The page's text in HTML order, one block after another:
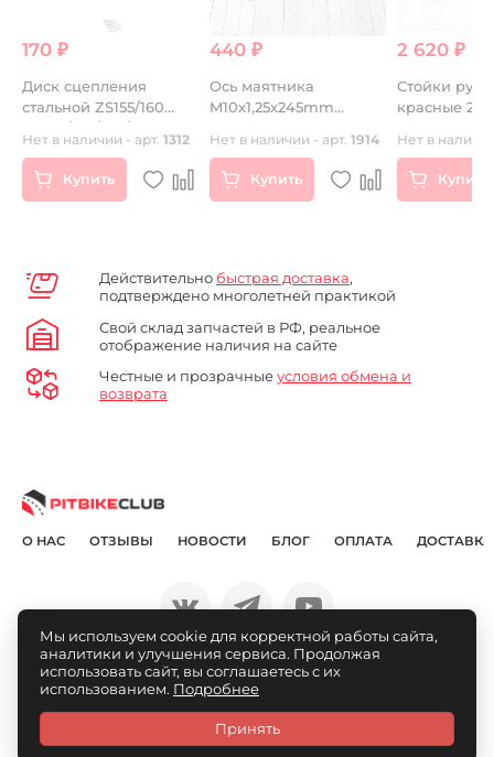
170 ₽
Диск сцепления
стальной ZS155/160
YX140/150/160/170
Нет в наличии - арт. 1312
Купить
440 ₽
Ось маятника
M10х1,25x245mm
Нет в наличии - арт. 1914
Купить
2 620 ₽
Стойки руля CNC
красные
Нет в
Купить
Действительно быстрая доставка,
подтверждено многолетней практикой
Свой склад запчастей в РФ, реальное
отображение наличия на сайте
Честные и прозрачныеусловия обмена и
возврата
О НАС ОТЗЫВЫ НОВОСТИ БЛОГ ОПЛАТА ДОСТАВКА
© Pitbikeclub.ru 2012-2026
Мы используем cookie для корректной работы сайта,
аналитики и улучшения сервиса. Продолжая
использовать сайт, вы соглашаетесь с их
использованием. Подробнее
Принять